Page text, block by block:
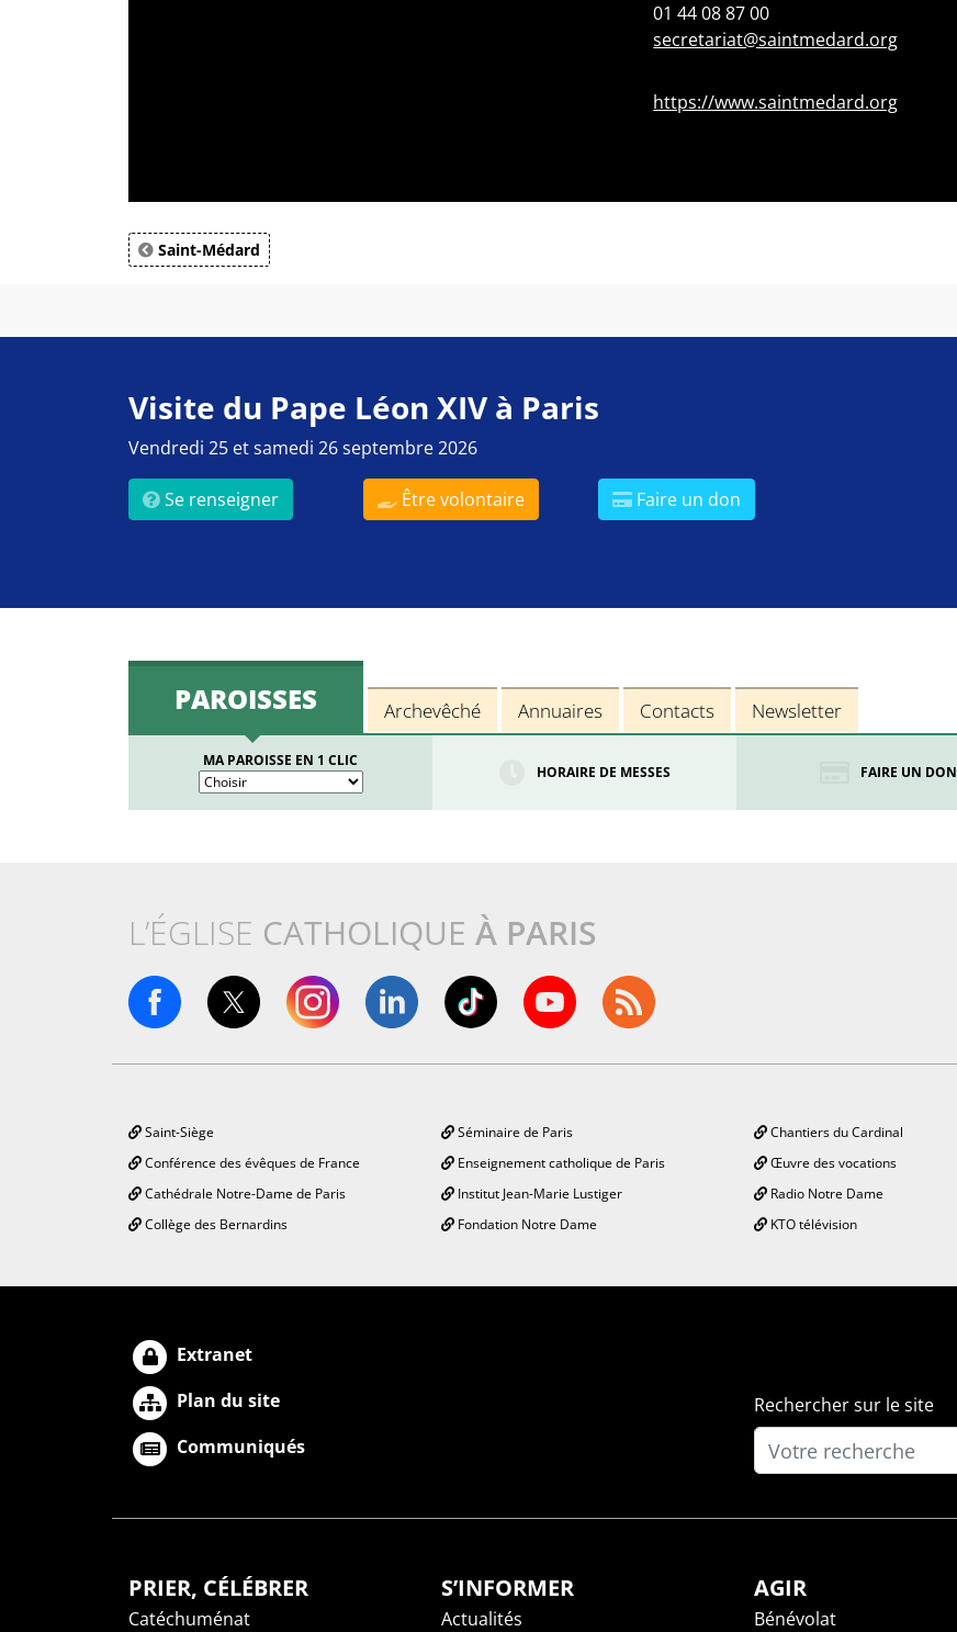
01 44 08 87 00
secretariat@saintmedard.org
https://www.saintmedard.org
Saint-Médard
Visite du Pape Léon XIV à Paris
Vendredi 25 et samedi 26 septembre 2026
Se renseigner Être volontaire Faire un don
PAROISSES Archevêché Annuaires Contacts Newsletter
MA PAROISSE EN 1 CLIC
HORAIRE DE MESSES FAIRE UN DON
L’ÉGLISE CATHOLIQUE À PARIS
Saint-Siège
Conférence des évêques de France
Cathédrale Notre-Dame de Paris
Collège des Bernardins
Séminaire de Paris
Enseignement catholique de Paris
Institut Jean-Marie Lustiger
Fondation Notre Dame
Chantiers du Cardinal
Œuvre des vocations
Radio Notre Dame
KTO télévision
Extranet
Plan du site
Communiqués
Rechercher sur le site
PRIER, CÉLÉBRER
Catéchuménat
S’INFORMER
Actualités
AGIR
Bénévolat